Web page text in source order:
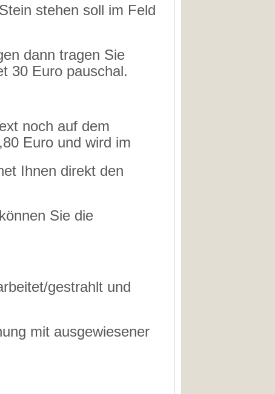
stehen soll im Feld
dann tragen Sie
30 Euro pauschal.
noch auf dem
Euro und wird im
Ihnen direkt den
Sie die
gestrahlt und
mit ausgewiesener